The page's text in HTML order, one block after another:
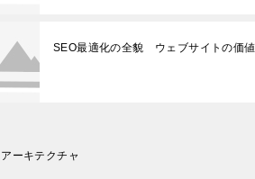
SEO最適化の全貌 ウェブサイトの価
ーキテクチャ